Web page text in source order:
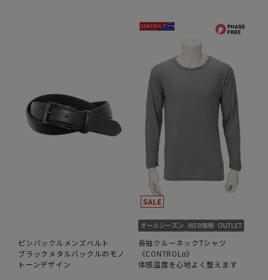
ピンバックルメンズベルト
ブラックメタルバックルのモノ
トーンデザイン
長袖クルーネックTシャツ
《CONTROLα》
体感温度を心地よく整えます